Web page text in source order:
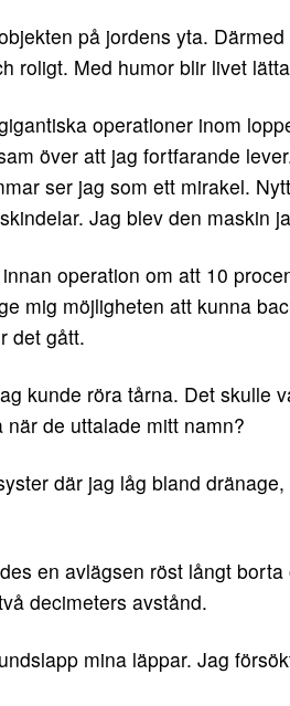
på jordens yta.
roligt. Med humor blir livet
operationer inom
över att jag fortfarande
ser jag som ett mirakel.
Jag blev den maskin
operation om att 10
mig möjligheten att kunna
det gått.
kunde röra tårna. Det skulle
de uttalade mitt namn?
där jag låg bland
en avlägsen röst långt
decimeters avstånd.
mina läppar. Jag